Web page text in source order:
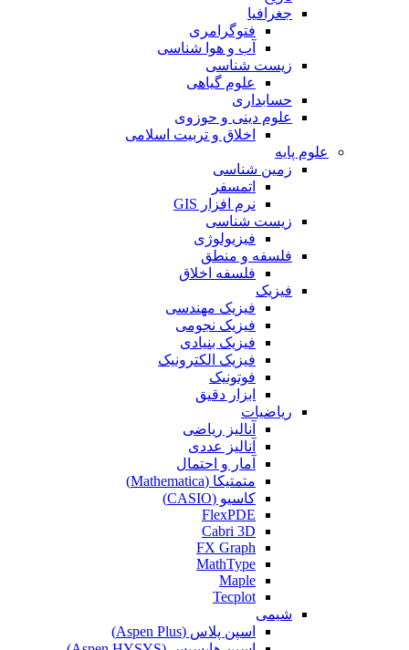
جغرافیا
فتوگرامری
آب و هوا شناسی
زیست شناسی
علوم گیاهی
حسابداری
علوم دینی و حوزوی
اخلاق و تربیت اسلامی
علوم پایه
زمین شناسی
اتمسفر
نرم افزار GIS
زیست شناسی
فیزیولوژی
فلسفه و منطق
فلسفه اخلاق
فیزیک
فیزیک مهندسی
فیزیک نجومی
فیزیک بنیادی
فیزیک الکترونیک
فوتونیک
ابزار دقیق
ریاضیات
آنالیز ریاضی
آنالیز عددی
آمار و احتمال
متمتیکا (Mathematica)
کاسیو (CASIO)
FlexPDE
Cabri 3D
FX Graph
MathType
Maple
Tecplot
شیمی
اسپن پلاس (Aspen Plus)